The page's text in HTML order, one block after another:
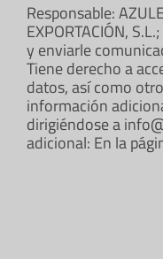
Responsable:
EXPORTACIÓN,
y enviarle
Tiene derecho a
datos, así como
información
dirigiéndose a
adicional: En la